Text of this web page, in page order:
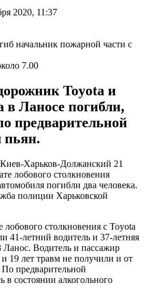
2020, 11:37
7.00
Toyota и
в Ланосе погибли,
предварительной
Харьков-Должанский 21
лобового столкновения
погибли два человека.
полиции Харьковской
лобового столкновения с Toyota
41-летний водитель и 37-летняя
Водитель и пассажир
19 лет травм не получили и от
По предварительной
состоянии алкогольного